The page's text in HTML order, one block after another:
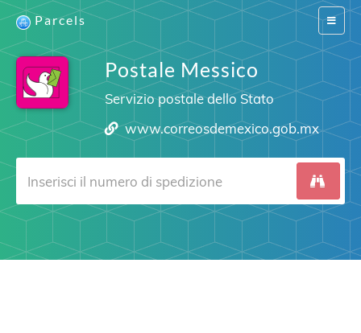
Switch
Parcels
Postale Messico
Servizio postale dello Stato
www.correosdemexico.gob.mx